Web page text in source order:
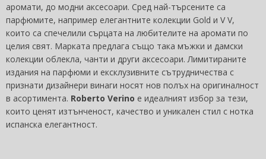
аромати, до модни аксесоари. Сред най-търсените са
парфюмите, например елегантните колекции Gold и V V,
които са спечелили сърцата на любителите на аромати по
целия свят. Марката предлага също така мъжки и дамски
колекции облекла, чанти и други аксесоари. Лимитираните
издания на парфюми и ексклузивните сътрудничества с
признати дизайнери винаги носят нов полъх на оригиналност
в асортимента. Roberto Verino е идеалният избор за тези,
които ценят изтънченост, качество и уникален стил с нотка
испанска елегантност.